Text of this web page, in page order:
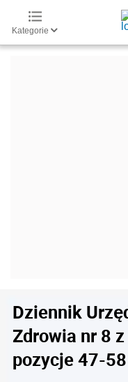
Kategorie
Dziennik
Zdrowia nr 8
pozycje 47-58